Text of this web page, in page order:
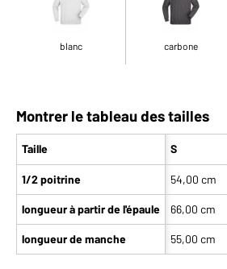
blanc carbone
Montrer le tableau des tailles
Taille
1/2 poitrine
longueur à partir de l'épaule
longueur de manche
S
54,00 cm
66,00 cm
55,00 cm